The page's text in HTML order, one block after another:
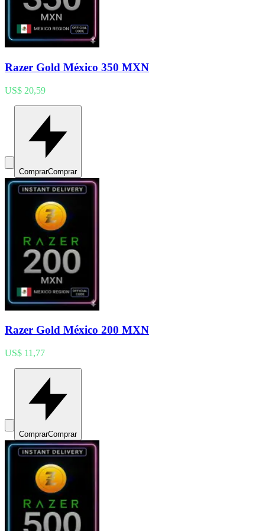
Razer Gold México 350 MXN
US$ 20,59
ComprarComprar
Razer Gold México 200 MXN
US$ 11,77
ComprarComprar